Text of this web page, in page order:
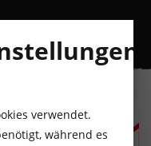
SO
9 MO
10
verwendet.
während es